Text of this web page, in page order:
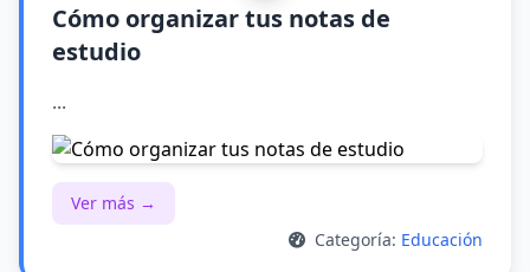
Cómo organizar tus notas de
estudio
...
Ver más →
Categoría: Educación